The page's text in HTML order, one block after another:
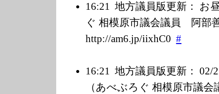
16:21 地方議員版更新： お
ぐ 相模原市議会議員 阿部
http://am6.jp/iixhC0 #
16:21 地方議員版更新：
（あべぶろぐ 相模原市議